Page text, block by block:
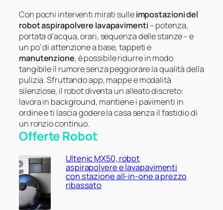
Con pochi interventi mirati sulleimpostazioni del
robot aspirapolvere lavapavimenti – potenza,
portata d’acqua, orari, sequenza delle stanze – e
un po’ di attenzione a base, tappeti e
manutenzione, è possibile ridurre in modo
tangibile il rumore senza peggiorare la qualità della
pulizia. Sfruttando app, mappe e modalità
silenziose, il robot diventa un alleato discreto:
lavora in background, mantiene i pavimenti in
ordine e ti lascia godere la casa senza il fastidio di
un ronzio continuo.
Offerte Robot
Ultenic MX50, robot
aspirapolvere e lavapavimenti
con stazione all-in-one a prezzo
ribassato